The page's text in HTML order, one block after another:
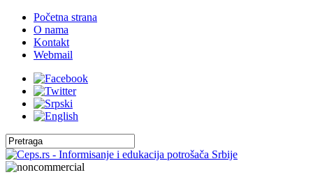
Početna strana
O nama
Kontakt
Webmail